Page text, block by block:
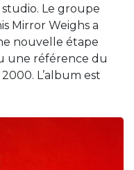
Le groupe
Mirror Weighs a
nouvelle étape
une référence du
L’album est